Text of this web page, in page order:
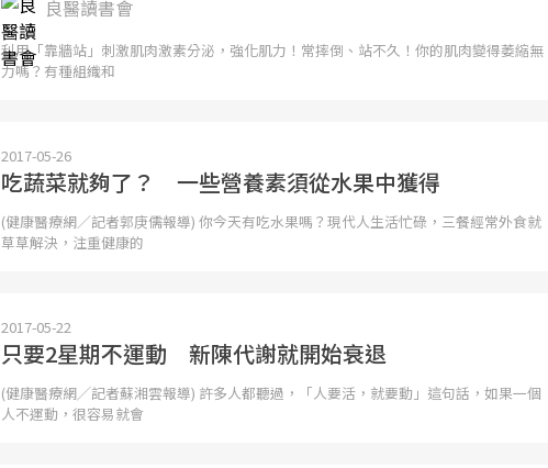
良醫讀書會
利用「靠牆站」刺激肌肉激素分泌，強化肌力！常摔倒、站不久！你的肌肉變得萎縮無
力嗎？有種組織和
2017-05-26
吃蔬菜就夠了？ 一些營養素須從水果中獲得
(健康醫療網／記者郭庚儒報導) 你今天有吃水果嗎？現代人生活忙碌，三餐經常外食就
草草解決，注重健康的
2017-05-22
只要2星期不運動 新陳代謝就開始衰退
(健康醫療網╱記者蘇湘雲報導) 許多人都聽過，「人要活，就要動」這句話，如果一個
人不運動，很容易就會
心議題。然而，健檢不只是醫療院所的服
前往專題
前往專題